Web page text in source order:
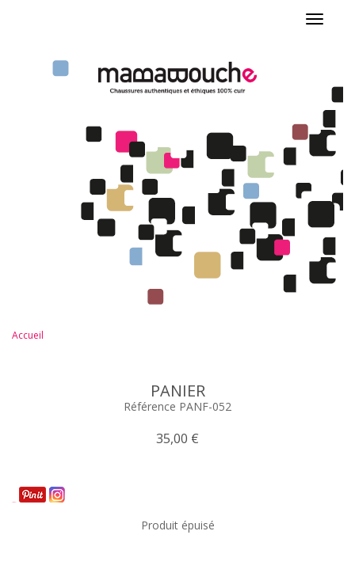
Toggle
Accueil
PANIER
Référence PANF-052
35,00 €
Produit épuisé